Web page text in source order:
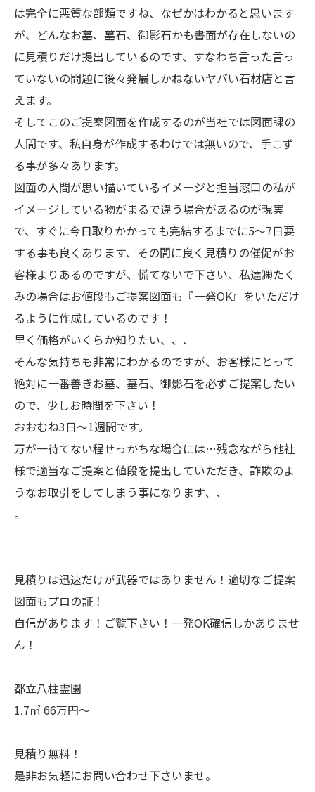
は完全に悪質な部類ですね、なぜかはわかると思います
が、どんなお墓、墓石、御影石かも書面が存在しないの
に見積りだけ提出しているのです、すなわち言った言っ
ていないの問題に後々発展しかねないヤバい石材店と言
えます。
そしてこのご提案図面を作成するのが当社では図面課の
人間です、私自身が作成するわけでは無いので、手こず
る事が多々あります。
図面の人間が思い描いているイメージと担当窓口の私が
イメージしている物がまるで違う場合があるのが現実
で、すぐに今日取りかかっても完結するまでに5～7日要
する事も良くあります、その間に良く見積りの催促がお
客様よりあるのですが、慌てないで下さい、私達㈱たく
みの場合はお値段もご提案図面も『一発OK』をいただけ
るように作成しているのです！
早く価格がいくらか知りたい、、、
そんな気持ちも非常にわかるのですが、お客様にとって
絶対に一番善きお墓、墓石、御影石を必ずご提案したい
ので、少しお時間を下さい！
おおむね3日～1週間です。
万が一待てない程せっかちな場合には…残念ながら他社
様で適当なご提案と値段を提出していただき、詐欺のよ
うなお取引をしてしまう事になります、、
。
見積りは迅速だけが武器ではありません！適切なご提案
図面もプロの証！
自信があります！ご覧下さい！一発OK確信しかありませ
ん！
都立八柱霊園
1.7㎡ 66万円～
見積り無料！
是非お気軽にお問い合わせ下さいませ。